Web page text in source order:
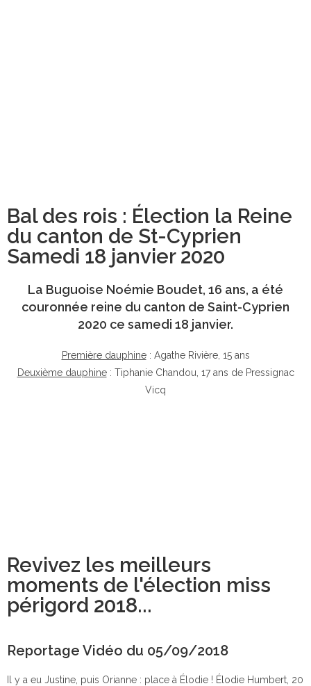
Bal des rois : Élection la Reine
du canton de St-Cyprien
Samedi 18 janvier 2020
La Buguoise Noémie Boudet, 16 ans, a été
couronnée reine du canton de Saint-Cyprien
2020 ce samedi 18 janvier.
Première dauphine: Agathe Rivière, 15 ans
Deuxième dauphine: Tiphanie Chandou, 17 ans de Pressignac
Vicq
Revivez les meilleurs
moments de l'élection miss
périgord 2018...
Reportage Vidéo du 05/09/2018
Il y a eu Justine, puis Orianne : place à Élodie ! Élodie Humbert, 20